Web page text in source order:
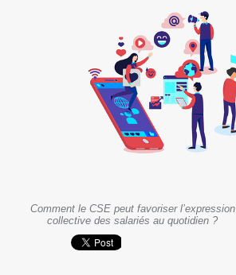
Comment le CSE peut favoriser l’expression
collective des salariés au quotidien ?